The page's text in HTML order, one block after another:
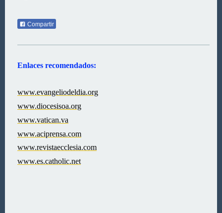
Compartir
Enlaces recomendados:
www.evangeliodeldia.org
www.diocesisoa.org
www.vatican.va
www.aciprensa.com
www.revistaecclesia.com
www.es.catholic.net